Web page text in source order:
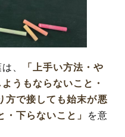
た例文や短文など
と解釈
、
「上手い方法・や
ようもならないこと・
方で接しても始末が悪
・下らないこと」
を意